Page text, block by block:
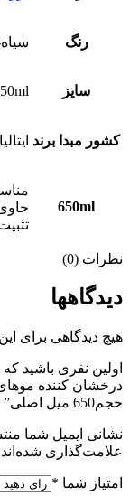
رنگ
سایز
کشور مبدا برند ایتالیا
650ml
نظرات (0)
دیدگاهها
هیچ دیدگاهی برای
اولین نفری باشید
حجم650 میل اصلی”
نشانی ایمیل شما
علامت‌گذاری شده‌اند
امتیاز شما *